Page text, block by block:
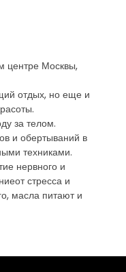
центре Москвы,
отдых, но еще и
за телом.
и обертываний в
техниками.
нервного и
стресса и
масла питают и